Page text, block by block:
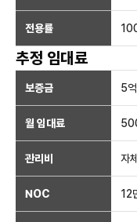
전용률
추정 임대료
보증금 5억
월 임대료
관리비 자
NOC 12